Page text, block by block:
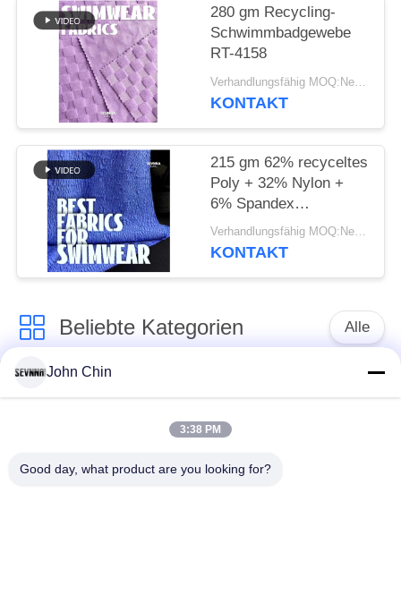
280 gm Recycling-
Schwimmbadgewebe
RT-4158
Verhandlungsfähig MOQ:Negotiable
KONTAKT
215 gm 62% recyceltes
Poly + 32% Nylon +
6% Spandex
Recyceltes
Badebekleidungsgewebe
Verhandlungsfähig MOQ:Negotiable
KONTAKT
Beliebte Kategorien Alle
Aufbereitetes
Nylongewebe
John Chin
3:38 PM
Good day, what product are you looking for?